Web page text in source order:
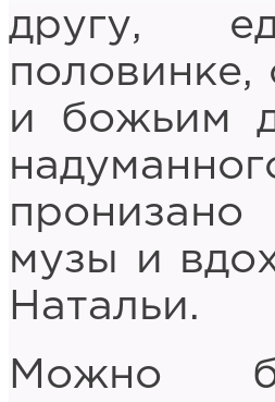
другу,
половинке,
и божьим
музы и
Натальи.
Можно